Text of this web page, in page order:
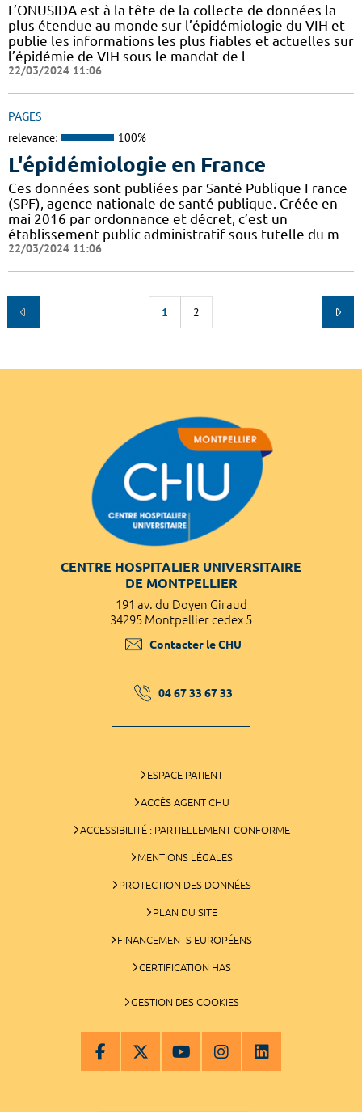
L’ONUSIDA est à la tête de la collecte de données la
plus étendue au monde sur l’épidémiologie du VIH et
publie les informations les plus fiables et actuelles sur
l’épidémie de VIH sous le mandat de l
22/03/2024 11:06
PAGES
relevance: 100%
L'épidémiologie en France
Ces données sont publiées par Santé Publique France
(SPF), agence nationale de santé publique. Créée en
mai 2016 par ordonnance et décret, c’est un
établissement public administratif sous tutelle du m
22/03/2024 11:06
1 2
CENTRE HOSPITALIER UNIVERSITAIRE
DE MONTPELLIER
191 av. du Doyen Giraud
34295 Montpellier cedex 5
Contacter le CHU
04 67 33 67 33
ESPACE PATIENT
ACCÈS AGENT CHU
ACCESSIBILITÉ : PARTIELLEMENT CONFORME
MENTIONS LÉGALES
PROTECTION DES DONNÉES
PLAN DU SITE
FINANCEMENTS EUROPÉENS
CERTIFICATION HAS
GESTION DES COOKIES